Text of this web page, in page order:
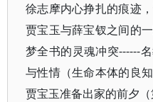
徐志摩内心挣扎的痕迹
贾宝玉与薛宝钗之间的
梦全书的灵魂冲突------
与性情（生命本体的良
贾宝玉准备出家的前夕（